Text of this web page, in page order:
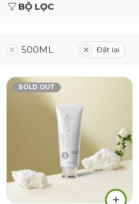
BỘ LỌC
500ML Đặt lại
SOLD OUT